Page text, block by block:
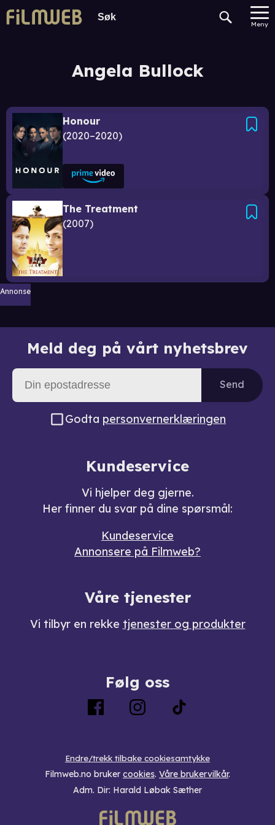
Meny
Angela Bullock
Honour
2020–2020
The Treatment
2007
Annonse
Meld deg på vårt nyhetsbrev
Send
Godta personvernerklæringen
Kundeservice
Vi hjelper deg gjerne.
Her finner du svar på dine spørsmål:
Kundeservice
Annonsere på Filmweb?
Våre tjenester
Vi tilbyr en rekke tjenester og produkter
Følg oss
Endre/trekk tilbake cookiesamtykke
Filmweb.no bruker cookies. Våre brukervilkår.
Adm. Dir: Harald Løbak Sæther